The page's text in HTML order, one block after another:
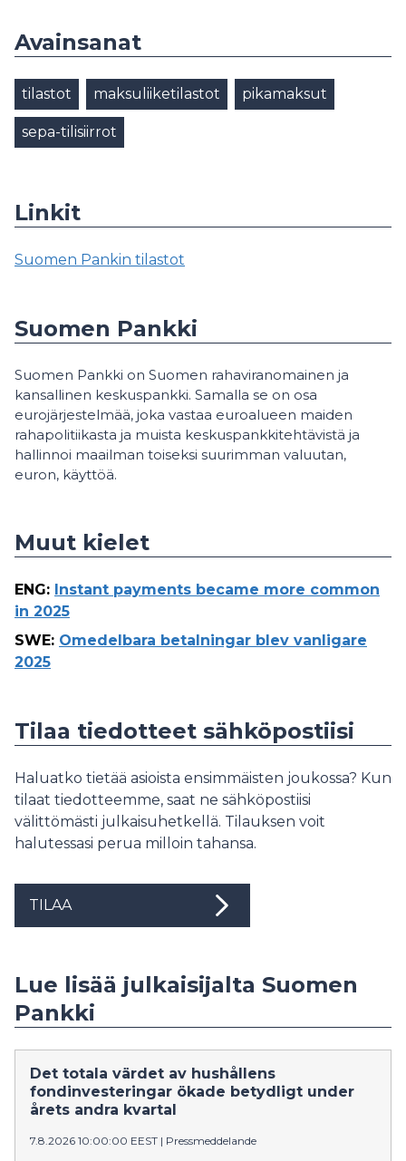
Avainsanat
tilastot maksuliiketilastot pikamaksut
sepa-tilisiirrot
Linkit
Suomen Pankin tilastot
Suomen Pankki
Suomen Pankki on Suomen rahaviranomainen ja
kansallinen keskuspankki. Samalla se on osa
eurojärjestelmää, joka vastaa euroalueen maiden
rahapolitiikasta ja muista keskuspankkitehtävistä ja
hallinnoi maailman toiseksi suurimman valuutan,
euron, käyttöä.
Muut kielet
ENG: Instant payments became more common
in 2025
SWE: Omedelbara betalningar blev vanligare
2025
Tilaa tiedotteet sähköpostiisi
Haluatko tietää asioista ensimmäisten joukossa? Kun
tilaat tiedotteemme, saat ne sähköpostiisi
välittömästi julkaisuhetkellä. Tilauksen voit
halutessasi perua milloin tahansa.
TILAA
Lue lisää julkaisijalta Suomen
Pankki
Det totala värdet av hushållens
fondinvesteringar ökade betydligt under
årets andra kvartal
7.8.2026 10:00:00 EEST | Pressmeddelande